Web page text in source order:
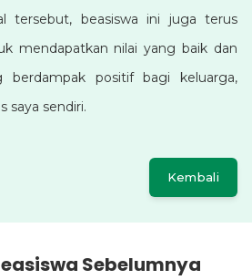
tersebut, beasiswa ini juga terus
mendapatkan nilai yang baik dan
berdampak positif bagi keluarga,
saya sendiri.
Kembali
Sebelumnya